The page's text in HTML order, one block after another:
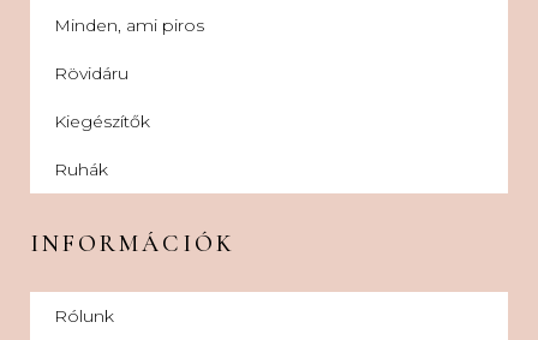
Minden, ami piros
Rövidáru
Kiegészítők
Ruhák
INFORMÁCIÓK
Rólunk